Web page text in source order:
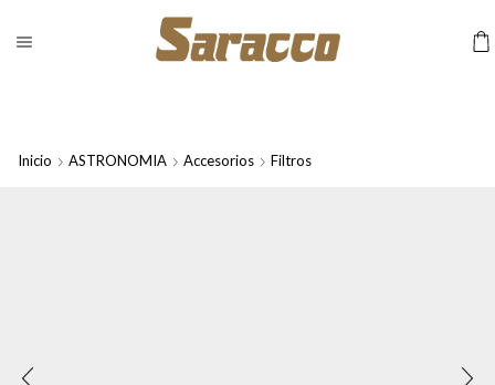
Inicio ASTRONOMIA Accesorios Filtros